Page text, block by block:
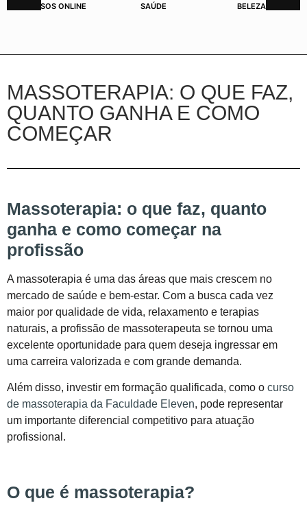
CURSOS ONLINE SAÚDE BELEZA
MASSOTERAPIA: O QUE FAZ,
QUANTO GANHA E COMO
COMEÇAR
Massoterapia: o que faz, quanto
ganha e como começar na
profissão
A massoterapia é uma das áreas que mais crescem no
mercado de saúde e bem-estar. Com a busca cada vez
maior por qualidade de vida, relaxamento e terapias
naturais, a profissão de massoterapeuta se tornou uma
excelente oportunidade para quem deseja ingressar em
uma carreira valorizada e com grande demanda.
Além disso, investir em formação qualificada, como o curso
de massoterapia da Faculdade Eleven, pode representar
um importante diferencial competitivo para atuação
profissional.
O que é massoterapia?